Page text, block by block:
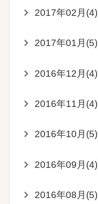
2017年02月(4)
2017年01月(5)
2016年12月(4)
2016年11月(4)
2016年10月(5)
2016年09月(4)
2016年08月(5)